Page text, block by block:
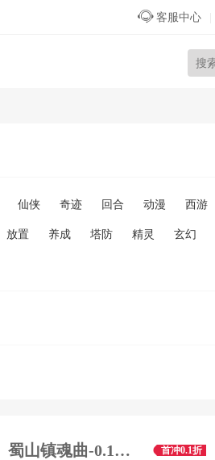
客服中心
仙侠 奇迹 回合 动漫 西游
放置 养成 塔防 精灵 玄幻
蜀山镇魂曲-0.1折隋唐风云6480免费版-混服
首冲0.1折